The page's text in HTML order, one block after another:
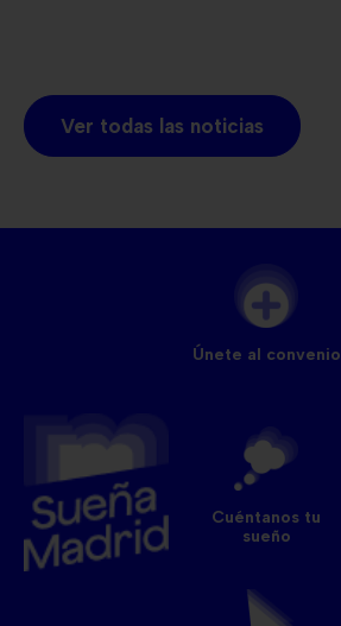
Ver todas las noticias
Únete al convenio
Cuéntanos tu
sueño